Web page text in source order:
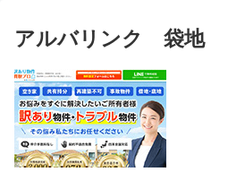
アルバリンク 袋地